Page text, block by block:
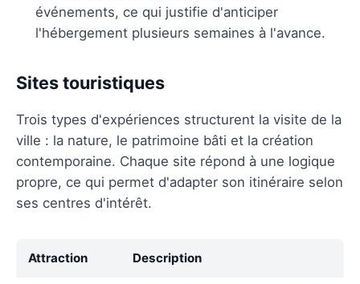
événements, ce qui justifie d'anticiper
l'hébergement plusieurs semaines à l'avance.
Sites touristiques
Trois types d'expériences structurent la visite de la
ville : la nature, le patrimoine bâti et la création
contemporaine. Chaque site répond à une logique
propre, ce qui permet d'adapter son itinéraire selon
ses centres d'intérêt.
Attraction Description